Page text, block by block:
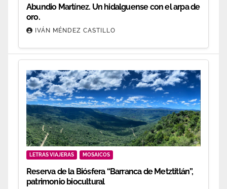
Abundio Martínez. Un hidalguense con el arpa de
oro.
IVÁN MÉNDEZ CASTILLO
LETRAS VIAJERAS MOSAICOS
Reserva de la Biósfera “Barranca de Metztitlán”,
patrimonio biocultural